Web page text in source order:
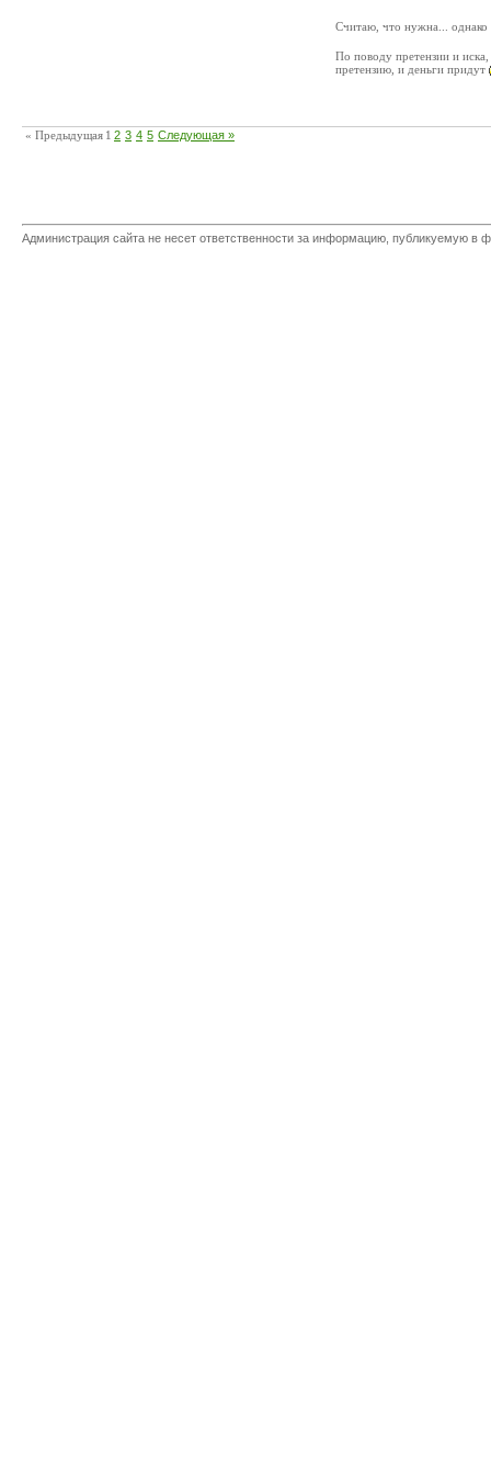
Считаю, что нужна...
По поводу претензии и
претензию, и деньги придут
« Предыдущая 1 2 3 4 5 Следующая »
Администрация сайта не несет ответственности за информацию, публикуемую